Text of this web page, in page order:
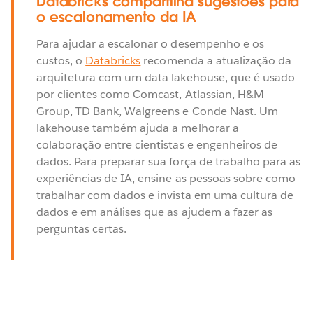
o escalonamento da IA
Para ajudar a escalonar o desempenho e os
custos, o Databricks recomenda a atualização da
arquitetura com um data lakehouse, que é usado
por clientes como Comcast, Atlassian, H&M
Group, TD Bank, Walgreens e Conde Nast. Um
lakehouse também ajuda a melhorar a
colaboração entre cientistas e engenheiros de
dados. Para preparar sua força de trabalho para as
experiências de IA, ensine as pessoas sobre como
trabalhar com dados e invista em uma cultura de
dados e em análises que as ajudem a fazer as
perguntas certas.